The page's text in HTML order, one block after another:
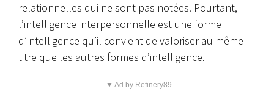
relationnelles qui ne sont pas notées. Pourtant,
l’intelligence interpersonnelle est une forme
d’intelligence qu’il convient de valoriser au même
titre que les autres formes d’intelligence.
▼ Ad by Refinery89